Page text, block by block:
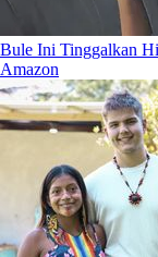
Bule Ini Tinggalkan
Amazon